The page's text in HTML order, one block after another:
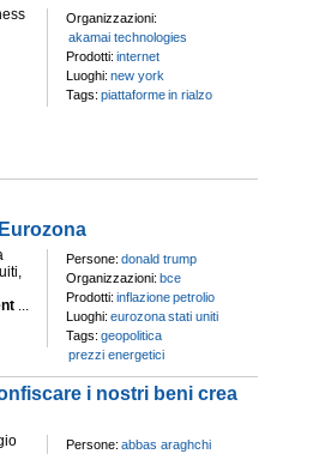
Organizzazioni:
akamai technologies
Prodotti: internet
Luoghi: new york
Tags: piattaformein rialzo
...
Persone: donald trump
Organizzazioni: bce
Prodotti: inflazionepetrolio
Luoghi: eurozonastati uniti
Tags: geopolitica
prezzi energetici
i nostri beni crea
Persone: abbas araghchi